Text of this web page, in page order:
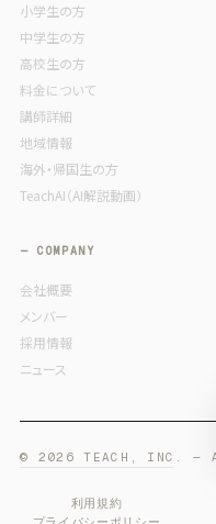
小学生の方
中学生の方
高校生の方
料金について
講師詳細
地域情報
海外・帰国生の方
TeachAI（AI解説動画）
— COMPANY
会社概要
メンバー
採用情報
ニュース
© 2026 TEACH, INC. —
利用規約